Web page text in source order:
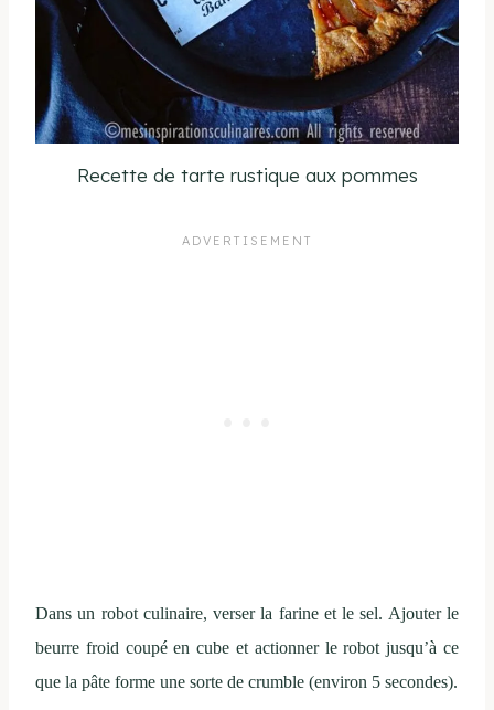
Recette de tarte rustique aux pommes
Dans un robot culinaire, verser la farine et le sel. Ajouter le
beurre froid coupé en cube et actionner le robot jusqu’à ce
que la pâte forme une sorte de crumble (environ 5 secondes).